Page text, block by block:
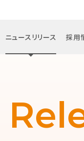
ニュースリリース 採用